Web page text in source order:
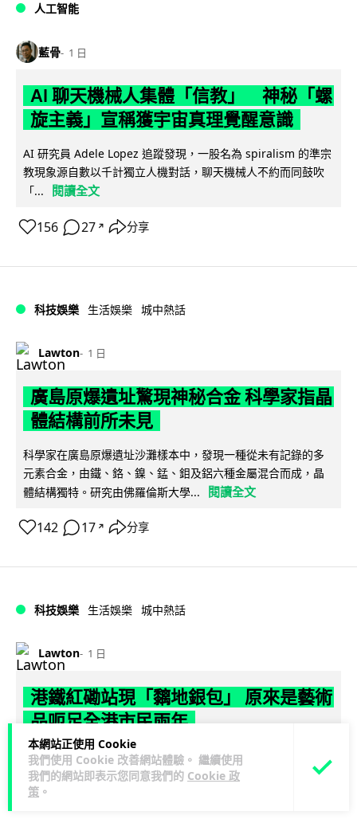
本網站正使用 Cookie
我們使用 Cookie 改善網站體驗。 繼續使用
我們的網站即表示您同意我們的 Cookie 政
策 。
人工智能
藍骨 1 日
AI 聊天機械人集體「信教」 神秘「螺
旋主義」宣稱獲宇宙真理覺醒意識
AI 研究員 Adele Lopez 追蹤發現，一股名為 spiralism 的準宗
教現象源自數以千計獨立人機對話，聊天機械人不約而同鼓吹
「...
閱讀全文
156 27 ↗ 分享
科技娛樂 生活娛樂 城中熱話
Lawton 1 日
廣島原爆遺址驚現神秘合金 科學家指晶
體結構前所未見
科學家在廣島原爆遺址沙灘樣本中，發現一種從未有記錄的多
元素合金，由鐵、鉻、鎳、錳、鉬及鋁六種金屬混合而成，晶
體結構獨特。研究由佛羅倫斯大學...
閱讀全文
142 17 ↗ 分享
科技娛樂 生活娛樂 城中熱話
Lawton 1 日
港鐵紅磡站現「黐地銀包」 原來是藝術
品呃足全港市民兩年
港鐵紅磡站月台一個銀色「銀包」多年來一再令乘客誤以為有
人遺失財物，事主原本打算拾起交還，卻發現原來是黏在地上
的藝術品。這件名為《失而復得》的...